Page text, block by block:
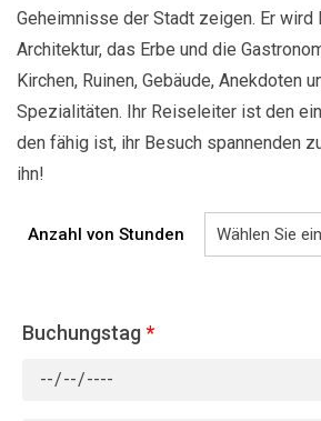
Geheimnisse der Stadt zeigen. Er wird
Architektur, das Erbe und die
Kirchen, Ruinen, Gebäude, Anekdoten
Spezialitäten. Ihr Reiseleiter ist den
den fähig ist, ihr Besuch spannenden
ihn!
Anzahl von Stunden
Buchungstag*